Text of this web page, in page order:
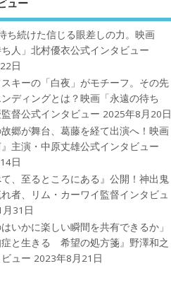
ち続けた信じる眼差しの力。映画
ち人」北村優衣公式インタビュー
日
スキーの「白夜」がモチーフ。その先
ディングとは？映画「永遠の待ち
督公式インタビュー 2025年8月20日
郷が舞台、葛藤を経て出演へ！映画
』主演・中原丈雄公式インタビュー
日
、至るところにある』公開！神出鬼
者、リム・カーワイ監督インタビュ
31日
はいかに楽しい瞬間を共有できるか」
と生きる 希望の処方箋』野澤和之
ュー 2023年8月21日